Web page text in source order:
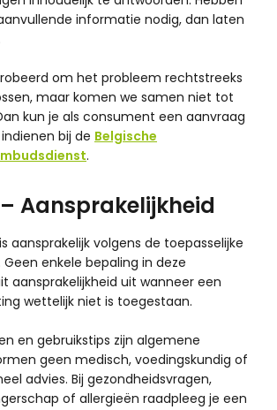
informatie nodig, dan laten
om het probleem rechtstreeks
maar komen we samen niet tot
kun je als consument een aanvraag
bij de Belgische
.
Aansprakelijkheid
aansprakelijk volgens de toepasselijke
enkele bepaling in deze
aansprakelijkheid uit wanneer een
wettelijk niet is toegestaan.
en gebruikstips zijn algemene
geen medisch, voedingskundig of
advies. Bij gezondheidsvragen,
of allergieën raadpleeg je een